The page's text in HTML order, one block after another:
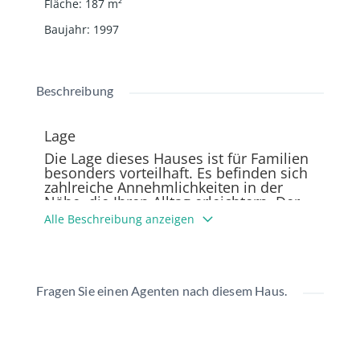
Fläche: 187 m²
Baujahr: 1997
Beschreibung
Lage
Die Lage dieses Hauses ist für Familien
besonders vorteilhaft. Es befinden sich
zahlreiche Annehmlichkeiten in der
Nähe, die Ihren Alltag erleichtern. Der
nächste Kindergarten, die
Kindertagesstätte "Anne Frank", ist nur
ebenfalls in kurzer Distanz zu erreichen
sind. Für Ihre täglichen Besorgungen
Alle Beschreibung anzeigen
Fragen Sie einen Agenten nach diesem Haus.